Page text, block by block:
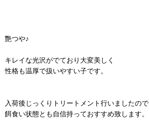
艶つや♪
キレイな光沢がでており大変美しく
性格も温厚で扱いやすい子です。
入荷後じっくりトリートメント行いましたので
餌食い状態とも自信持っておすすめ致します。